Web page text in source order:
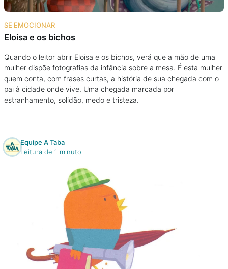
Assine
Taba na Escola
SE EMOCIONAR
Eloisa e os bichos
Quando o leitor abrir Eloisa e os bichos, verá que a mão de uma
mulher dispõe fotografias da infância sobre a mesa. É esta mulher
quem conta, com frases curtas, a história de sua chegada com o
pai à cidade onde vive. Uma chegada marcada por
estranhamento, solidão, medo e tristeza.
Equipe A Taba
Leitura de 1 minuto